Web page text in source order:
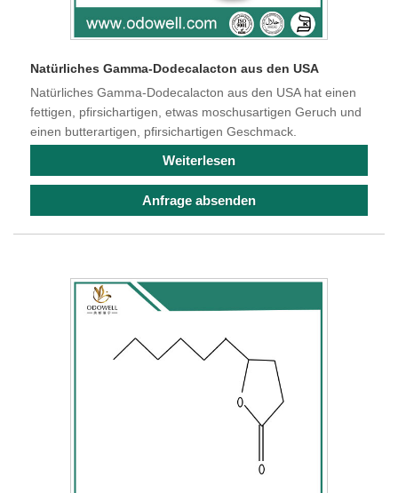
Natürliches Gamma-Dodecalacton aus den USA
Natürliches Gamma-Dodecalacton aus den USA hat einen
fettigen, pfirsichartigen, etwas moschusartigen Geruch und
einen butterartigen, pfirsichartigen Geschmack.
Weiterlesen
Anfrage absenden